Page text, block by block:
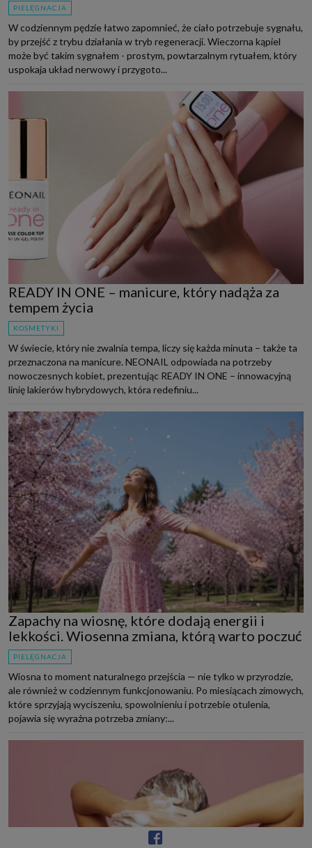
PIELĘGNACJA
W codziennym pędzie łatwo zapomnieć, że ciało potrzebuje sygnału,
by przejść z trybu działania w tryb regeneracji. Wieczorna kąpiel
może być takim sygnałem - prostym, powtarzalnym rytuałem, który
uspokaja układ nerwowy i przygoto...
READY IN ONE – manicure, który nadąża za
tempem życia
KOSMETYKI
W świecie, który nie zwalnia tempa, liczy się każda minuta – także ta
przeznaczona na manicure. NEONAIL odpowiada na potrzeby
nowoczesnych kobiet, prezentując READY IN ONE – innowacyjną
linię lakierów hybrydowych, która redefiniu...
Zapachy na wiosnę, które dodają energii i
lekkości. Wiosenna zmiana, którą warto poczuć
PIELĘGNACJA
Wiosna to moment naturalnego przejścia — nie tylko w przyrodzie,
ale również w codziennym funkcjonowaniu. Po miesiącach zimowych,
które sprzyjają wyciszeniu, spowolnieniu i potrzebie otulenia,
pojawia się wyraźna potrzeba zmiany:...